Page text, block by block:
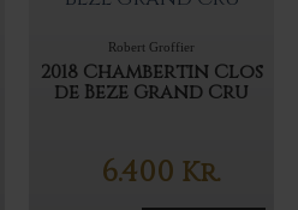
Robert Groffier
2018 Chambertin Clos
de Beze Grand Cru
6.400 Kr.